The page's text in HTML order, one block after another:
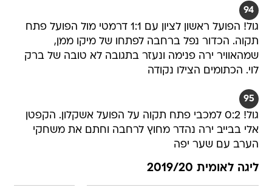
94
גול! הפועל ראשון לציון עם 1:1 דרמטי מול הפועל פתח
תקוה. הכדור נפל ברחבה לפתחו של מיקו ממן,
שמהאוויר ירה פנימה ונעזר בתגובה לא טובה של ברק
לוי. הכתומים הצילו נקודה
95
גול! 0:2 למכבי פתח תקוה על הפועל אשקלון. הקפטן
אלי בבייב ירה נהדר מחוץ לרחבה וחתם את משחקי
הערב עם שער יפה
ליגה לאומית 2019/20